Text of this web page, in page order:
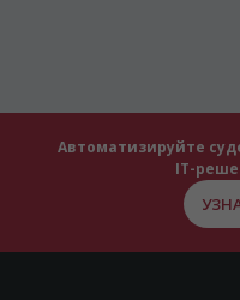
Автоматизируйте
IT-